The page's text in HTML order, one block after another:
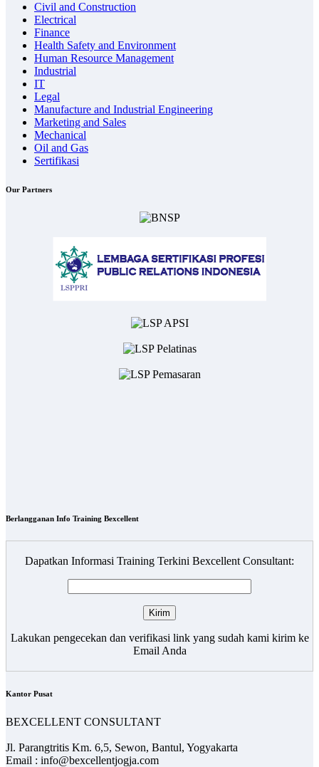
Civil and Construction
Electrical
Finance
Health Safety and Environment
Human Resource Management
Industrial
IT
Legal
Manufacture and Industrial Engineering
Marketing and Sales
Mechanical
Oil and Gas
Sertifikasi
Our Partners
Berlangganan Info Training Bexcellent
Dapatkan Informasi Training Terkini Bexcellent Consultant:
Lakukan pengecekan dan verifikasi link yang sudah kami kirim ke
Email Anda
Kantor Pusat
BEXCELLENT CONSULTANT
Jl. Parangtritis Km. 6,5, Sewon, Bantul, Yogyakarta
Email : info@bexcellentjogja.com